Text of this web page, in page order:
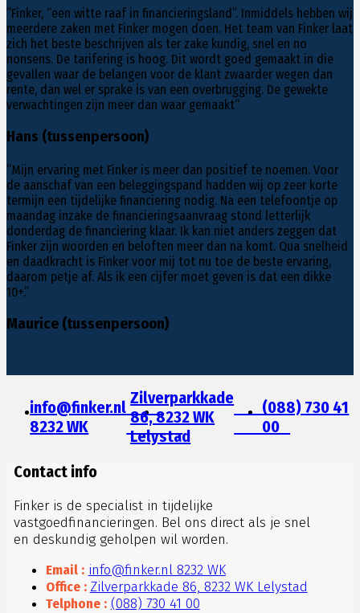
”Finker, “een witte raaf in financieringsland”. Inmiddels hebben wij
meerdere zaken met Finker mogen doen. Het team van Finker laat
zich het beste beschrijven als ter zake kundig, snel en no
nonsens. De tarifering is hoog. Dit wordt goed gemaakt in die
gevallen waar de belangen voor de klant zwaarder wegen dan
rente, dan wel er sprake is van een overbrugging. De gewekte
verwachtingen zijn meer dan waar gemaakt“
Hans (tussenpersoon)
“Mijn ervaring met Finker is meer dan positief te noemen. Voor
de aanschaf van een beleggingspand hadden wij op zeer korte
termijn een tijdelijke financiering nodig. Na een telefoontje op
maandag inzake de financieringsaanvraag stond letterlijk
donderdag de financiering klaar. Ik kan niet anders zeggen dat
Finker zijn woorden en beloften meer dan na komt. Qua snelheid
en daadkracht is Finker voor mij tot nu toe de beste ervaring,
daarom petje af. Als ik een cijfer moet geven is dat een dikke
10+.”
Maurice (tussenpersoon)
info@finker.nl
8232 WK
Email
Address
Zilverparkkade
86, 8232 WK
Lelystad
Office
Address
(088) 730 41
00
Contact info
Finker is de specialist in tijdelijke
vastgoedfinancieringen. Bel ons direct als je snel
en deskundig geholpen wil worden.
Email : info@finker.nl 8232 WK
Office : Zilverparkkade 86, 8232 WK Lelystad
Telphone : (088) 730 41 00